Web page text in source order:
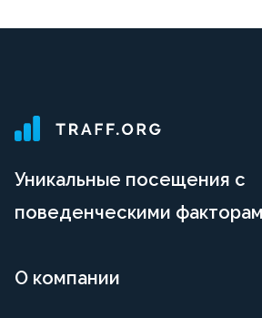
Уникальные посещения с
поведенческими
О компании